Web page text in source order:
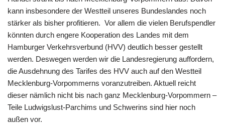
kann insbesondere der Westteil unseres Bundeslandes noch
stärker als bisher profitieren. Vor allem die vielen Berufspendler
könnten durch engere Kooperation des Landes mit dem
Hamburger Verkehrsverbund (HVV) deutlich besser gestellt
werden. Deswegen werden wir die Landesregierung auffordern,
die Ausdehnung des Tarifes des HVV auch auf den Westteil
Mecklenburg-Vorpommerns voranzutreiben. Aktuell reicht
dieser nämlich nicht bis nach ganz Mecklenburg-Vorpommern –
Teile Ludwigslust-Parchims und Schwerins sind hier noch
außen vor.